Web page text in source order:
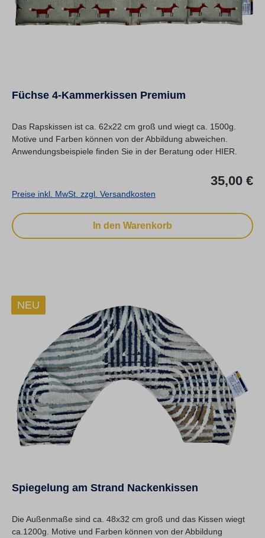
Füchse 4-Kammerkissen Premium
Das Rapskissen ist ca. 62x22 cm groß und wiegt ca. 1500g.
Motive und Farben können von der Abbildung abweichen.
Anwendungsbeispiele finden Sie in der Beratung oder HIER.
35,00 €
Preise inkl. MwSt. zzgl. Versandkosten
In den Warenkorb
NEU
Spiegelung am Strand Nackenkissen
Die Außenmaße sind ca. 48x32 cm groß und das Kissen wiegt
ca.1200g. Motive und Farben können von der Abbildung